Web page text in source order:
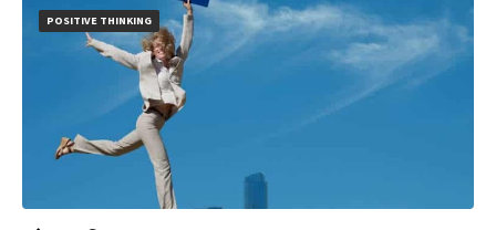
POSITIVE THINKING